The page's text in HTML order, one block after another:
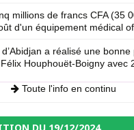
millions de francs CFA (35
d'un équipement médical
a réalisé une
Houphouët-Boigny avec
Toute l'info en continu